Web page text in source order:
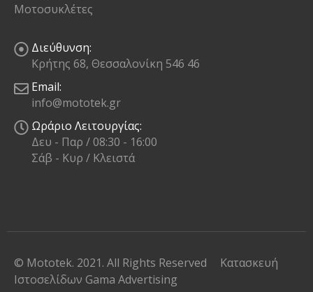
Μοτοσυκλέτες
Διεύθυνση:
Κρήτης 68, Θεσσαλονίκη 546 46
Email:
info@mototek.gr
Ωράριο Λειτουργίας:
Δευ - Παρ / 08:30 - 16:00
Σάβ - Κυρ / Κλειστά
© Mototek. 2021. All Rights Reserved
Κατασκευή
Ιστοσελίδων Gama Advertising